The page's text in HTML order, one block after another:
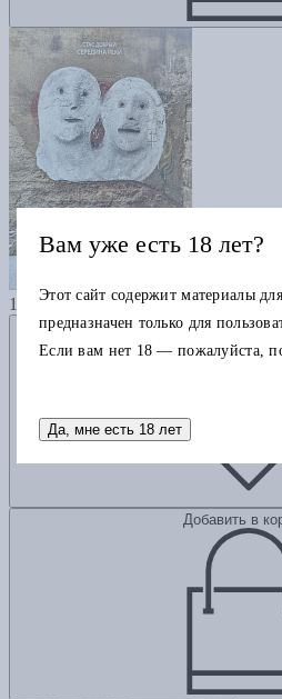
1400
Добавить в
Добавить в
Вам уже есть 18 лет?
Этот сайт содержит материалы
предназначен только для
Если вам нет 18 — пожалуйста,
Да, мне есть 18 лет